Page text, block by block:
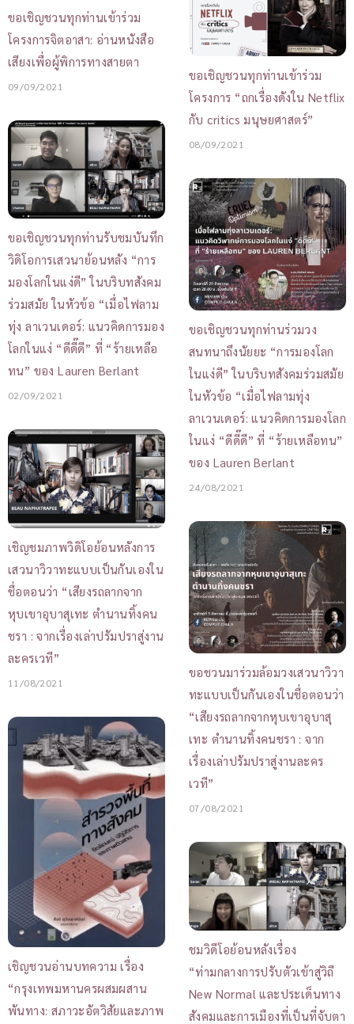
ขอเชิญชวนทุกท่านเข้าร่วม
โครงการจิตอาสา: อ่านหนังสือ
เสียงเพื่อผู้พิการทางสายตา
09/09/2021
ขอเชิญชวนทุกท่านเข้าร่วม
โครงการ “ถกเรื่องดังใน Netflix
กับ critics มนุษยศาสตร์”
08/09/2021
ขอเชิญชวนทุกท่านรับชมบันทึก
วิดิโอการเสวนาย้อนหลัง “การ
มองโลกในแง่ดี” ในบริบทสังคม
ร่วมสมัย ในหัวข้อ “เมื่อไฟลาม
ทุ่ง ลาเวนเดอร์: แนวคิดการมอง
โลกในแง่ “ดีดี๊ดี” ที่ “ร้ายเหลือ
ทน” ของ Lauren Berlant
02/09/2021
ขอเชิญชวนทุกท่านร่วมวง
สนทนาถึงนัยยะ “การมองโลก
ในแง่ดี” ในบริบทสังคมร่วมสมัย
ในหัวข้อ “เมื่อไฟลามทุ่ง
ลาเวนเดอร์: แนวคิดการมองโลก
ในแง่ “ดีดี๊ดี” ที่ “ร้ายเหลือทน”
ของ Lauren Berlant
24/08/2021
เชิญชมภาพวิดิโอย้อนหลังการ
เสวนาวิวาทะแบบเป็นกันเองใน
ชื่อตอนว่า “เสียงรถลากจาก
หุบเขาอุบาสุเทะ ตำนานทิ้งคน
ชรา : จากเรื่องเล่าปรัมปราสู่งาน
ละครเวที”
11/08/2021
ขอชวนมาร่วมล้อมวงเสวนาวิวา
ทะแบบเป็นกันเองในชื่อตอนว่า
“เสียงรถลากจากหุบเขาอุบาสุ
เทะ ตำนานทิ้งคนชรา : จาก
เรื่องเล่าปรัมปราสู่งานละคร
เวที”
07/08/2021
เชิญชวนอ่านบทความ เรื่อง
“กรุงเทพมหานครผสมผสาน
พันทาง: สภาวะอัตวิสัยและภาพ
ชมวิดีโอย้อนหลังเรื่อง
“ท่ามกลางการปรับตัวเข้าสู่วิถี
New Normal และประเด็นทาง
สังคมและการเมืองที่เป็นที่จับตา